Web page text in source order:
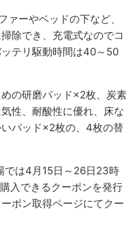
ーやベッドの下など、
除でき、充電式なのでコ
テリ駆動時間は40～50
の研磨パッド×2枚、炭素
性、耐酸性に優れ、床な
パッド×2枚の、4枚の替
では4月15日～26日23時
入できるクーポンを発行
ポン取得ページにてクー